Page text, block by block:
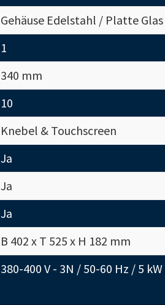
Gehäuse Edelstahl / Platte Glas
1
340 mm
10
Knebel & Touchscreen
Ja
Ja
Ja
B 402 x T 525 x H 182 mm
380-400 V - 3N / 50-60 Hz / 5 kW